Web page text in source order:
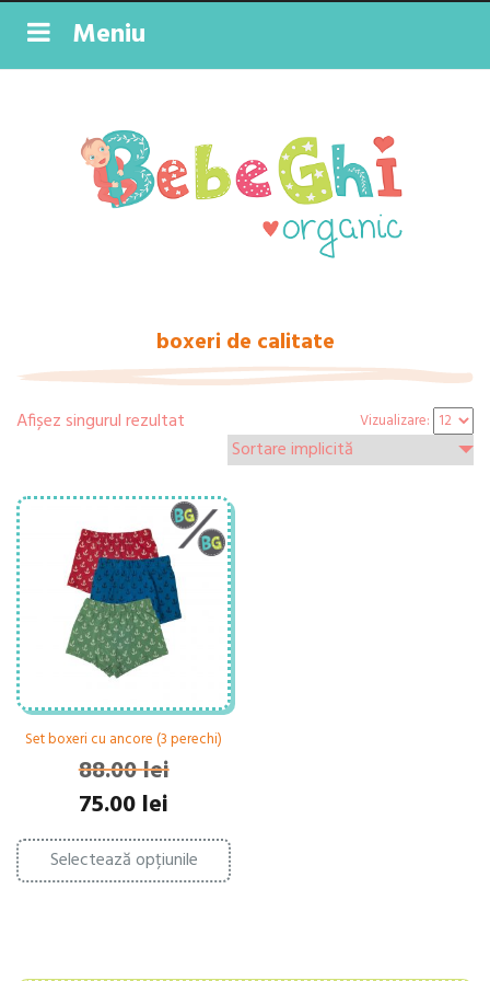
Meniu
boxeri de calitate
Afișez singurul rezultat Vizualizare:
Set boxeri cu ancore (3 perechi)
88.00lei
Prețul
inițial
a
fost:
88.00 lei.
75.00 lei
este:
75.00 lei.
Selectează opțiunile
Acest
produs
are
pot